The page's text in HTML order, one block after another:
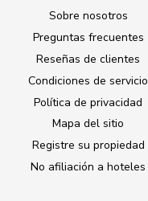
Sobre nosotros
Preguntas frecuentes
Reseñas de clientes
Condiciones de servicio
Política de privacidad
Mapa del sitio
Registre su propiedad
No afiliación a hoteles